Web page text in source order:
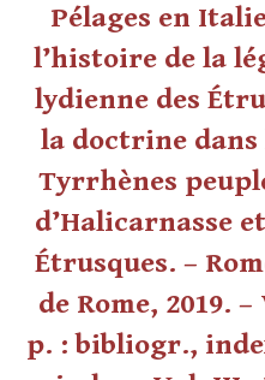
Pélages en
l’histoire de la
lydienne des
la doctrine dans
Tyrrhènes
d’Halicarnasse
Étrusques. –
de Rome, 2019.
p. : bibliogr.,